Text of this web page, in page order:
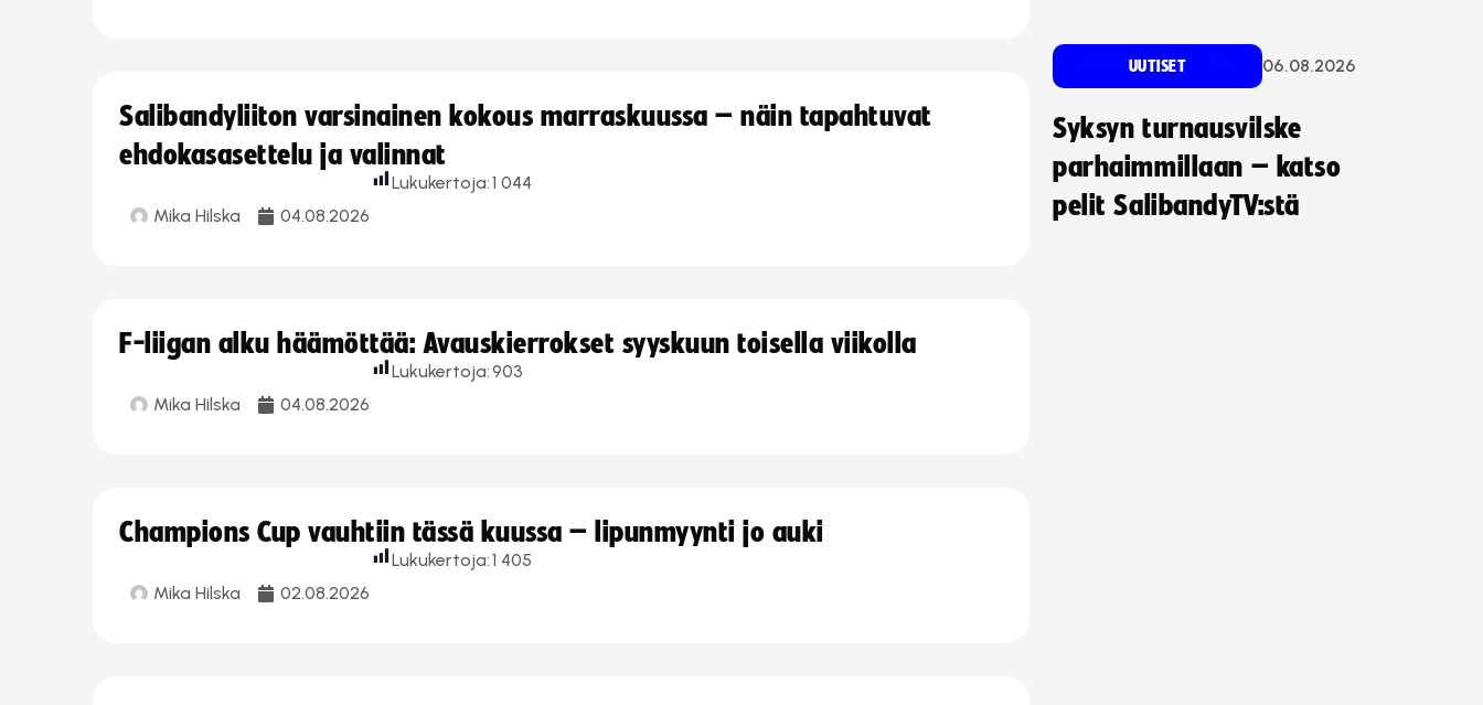
Salibandyliiton varsinainen kokous marraskuussa – näin tapahtuvat
ehdokasasettelu ja valinnat
Mika Hilska 04.08.2026
Lukukertoja:1 044
F-liigan alku häämöttää: Avauskierrokset syyskuun toisella viikolla
Mika Hilska 04.08.2026
Lukukertoja:903
Champions Cup vauhtiin tässä kuussa – lipunmyynti jo auki
Mika Hilska 02.08.2026
Lukukertoja:1 405
UUTISET 06.08.2026
Syksyn turnausvilske
parhaimmillaan – katso
pelit SalibandyTV:stä